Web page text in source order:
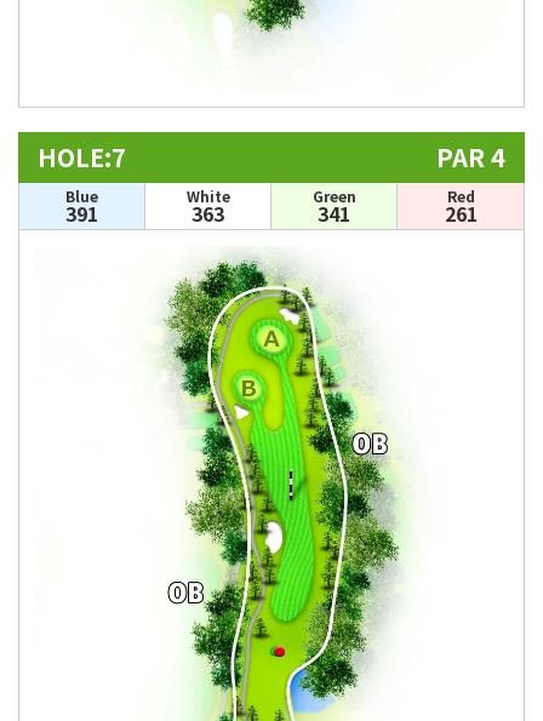
HOLE:7 PAR 4
Blue
391
White
363
Green
341
Red
261